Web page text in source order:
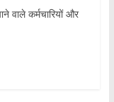
वाले कर्मचारियों और